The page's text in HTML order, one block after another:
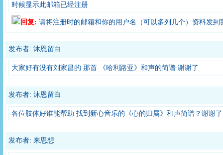
时候显示此邮箱已经注册
回复: 请将注册时的邮箱和你的用户名（可以多列几个）资料发到
发布者: 沐恩留白
大家好有没有刘家昌的 那首 《哈利路亚》和声的简谱 谢谢了
发布者: 沐恩留白
各位肢体好谁能帮助 找到新心音乐的《心的归属》和声简谱？谢谢了
发布者: 来思想